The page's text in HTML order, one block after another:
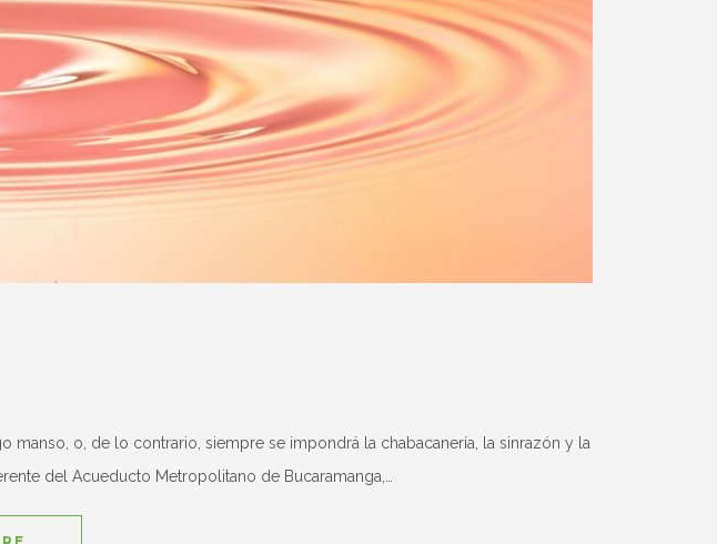
o, de lo contrario, siempre se impondrá la chabacanería, la sinrazón y la
del Acueducto Metropolitano de Bucaramanga,…